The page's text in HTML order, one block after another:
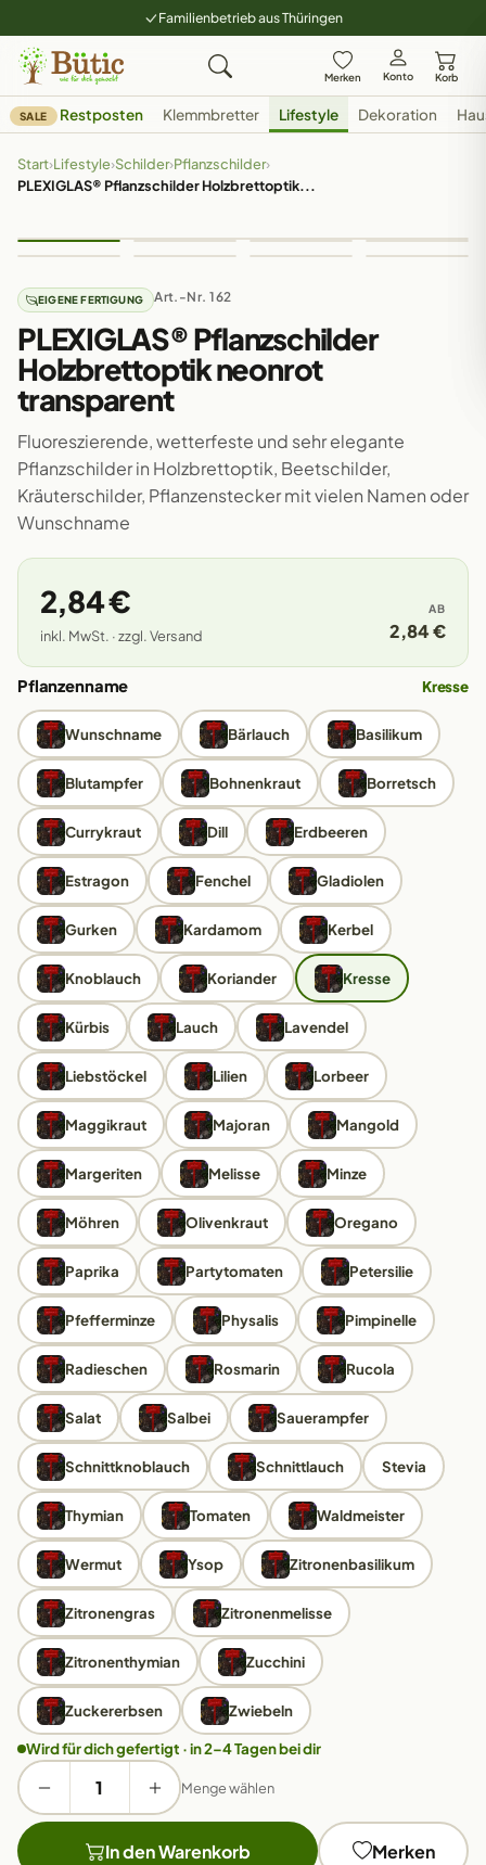
Familienbetrieb aus Thüringen
Merken Konto Korb
SALE Restposten Klemmbretter Lifestyle Dekoration
Start›Lifestyle›Schilder›Pflanzschilder›
PLEXIGLAS® Pflanzschilder Holzbrettoptik...
EIGENE FERTIGUNG Art.-Nr. 162
PLEXIGLAS® Pflanzschilder
Holzbrettoptik neonrot
transparent
Fluoreszierende, wetterfeste und sehr elegante
Pflanzschilder in Holzbrettoptik, Beetschilder,
Kräuterschilder, Pflanzenstecker mit vielen Namen oder
Wunschname
2,84 €
inkl. MwSt. · zzgl. Versand
AB
2,84 €
Pflanzenname Kresse
Wunschname Bärlauch Basilikum
Blutampfer Bohnenkraut Borretsch
Currykraut Dill Erdbeeren
Estragon Fenchel Gladiolen
Gurken Kardamom Kerbel
Knoblauch Koriander Kresse
Kürbis Lauch Lavendel
Liebstöckel Lilien Lorbeer
Maggikraut Majoran Mangold
Margeriten Melisse Minze
Möhren Olivenkraut Oregano
Paprika Partytomaten Petersilie
Pfefferminze Physalis Pimpinelle
Radieschen Rosmarin Rucola
Salat Salbei Sauerampfer
Schnittknoblauch Schnittlauch Stevia
Thymian Tomaten Waldmeister
Wermut Ysop Zitronenbasilikum
Zitronengras Zitronenmelisse
Zitronenthymian Zucchini
Zuckererbsen Zwiebeln
Wird für dich gefertigt · in 2–4 Tagen bei dir
Menge wählen
In den Warenkorb Merken